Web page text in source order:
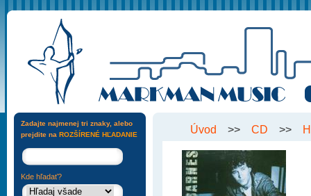
Úvod >> CD >>
Zadajte najmenej tri znaky, alebo
prejdite na ROZŠÍRENÉ HĽADANIE
Kde hľadať?